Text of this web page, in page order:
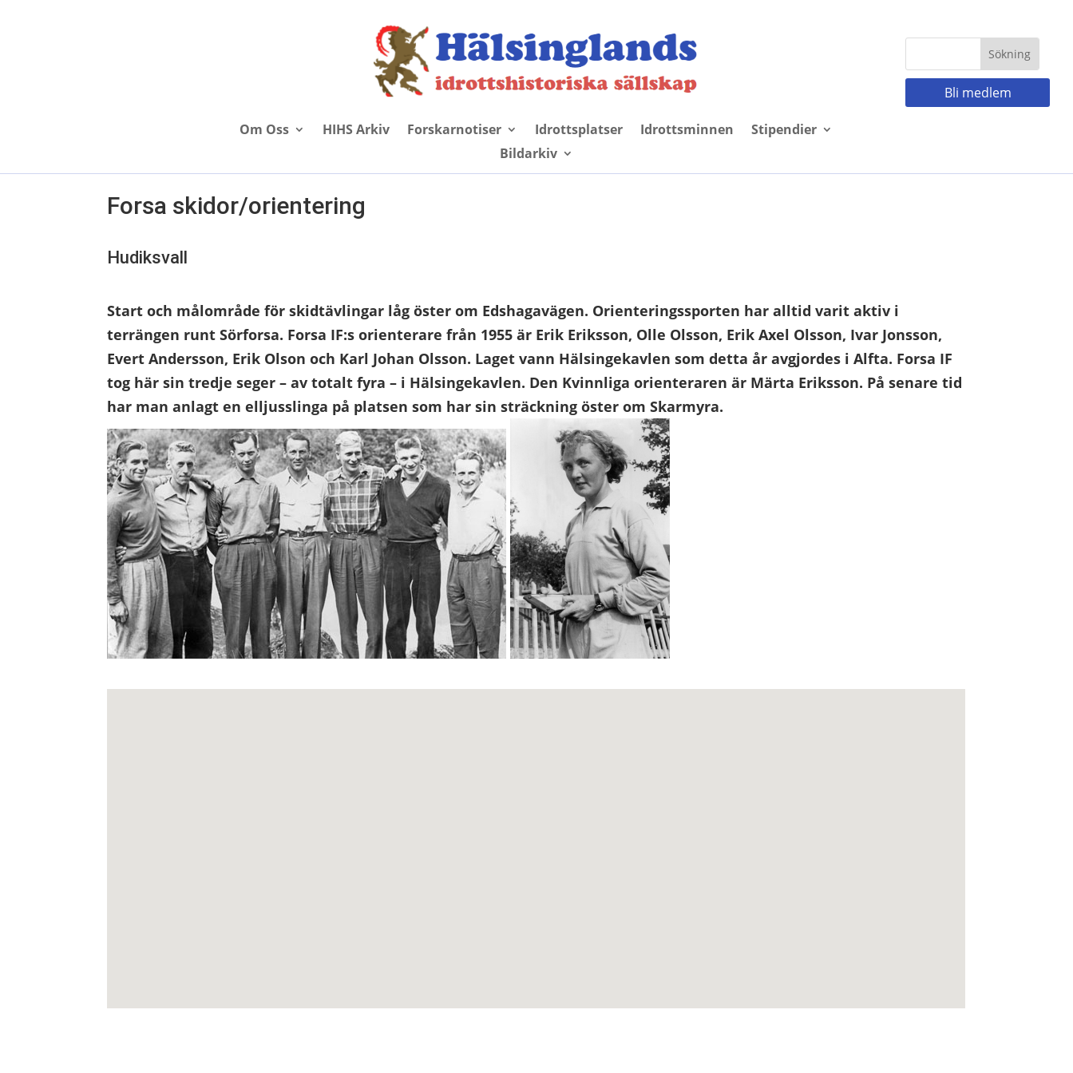
Om Oss HIHS Arkiv Forskarnotiser Idrottsplatser Idrottsminnen
Stipendier
Bildarkiv
Bli medlem
Forsa skidor/orientering
Hudiksvall
Start och målområde för skidtävlingar låg öster om Edshagavägen. Orienteringssporten har alltid varit aktiv i
terrängen runt Sörforsa. Forsa IF:s orienterare från 1955är Erik Eriksson, Olle Olsson, Erik Axel Olsson, Ivar Jonsson,
Evert Andersson, Erik Olson och Karl Johan Olsson. Laget vann Hälsingekavlen som detta år avgjordes i Alfta. Forsa IF
tog här sin tredje seger – av totalt fyra – i Hälsingekavlen. Den Kvinnliga orienteraren är Märta Eriksson. På senare tid
har man anlagt en elljusslinga på platsen som har sin sträckning öster om Skarmyra.